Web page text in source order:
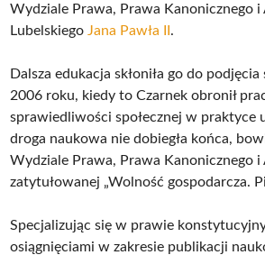
Wydziale Prawa, Prawa
Lubelskiego Jana Pawła II.
Dalsza edukacja skłoniła go do
2006 roku, kiedy to Czarnek obronił
sprawiedliwości społecznej w praktyce
droga naukowa nie dobiegła końca,
Wydziale Prawa, Prawa Kanonicznego
zatytułowanej „Wolność gospodarcza.
Specjalizując się w prawie
osiągnięciami w zakresie publikacji